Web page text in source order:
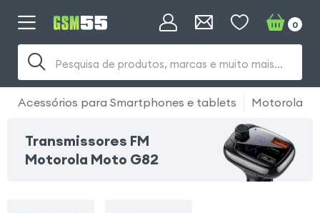
Pesquisa de produtos, marcas e muito mais...
0
Acessórios para Smartphones e tablets Motorola
Transmissores FM
Motorola Moto G82